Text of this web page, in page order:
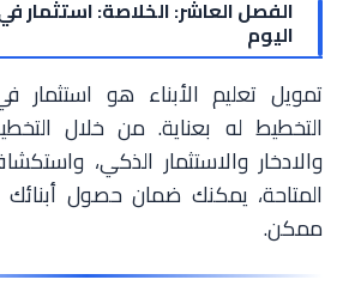
الفصل العاشر: الخلاصة: استثمار
اليوم
تمويل تعليم الأبناء هو استثمار
التخطيط له بعناية. من خلال
والادخار والاستثمار الذكي،
المتاحة، يمكنك ضمان حصول
ممكن.